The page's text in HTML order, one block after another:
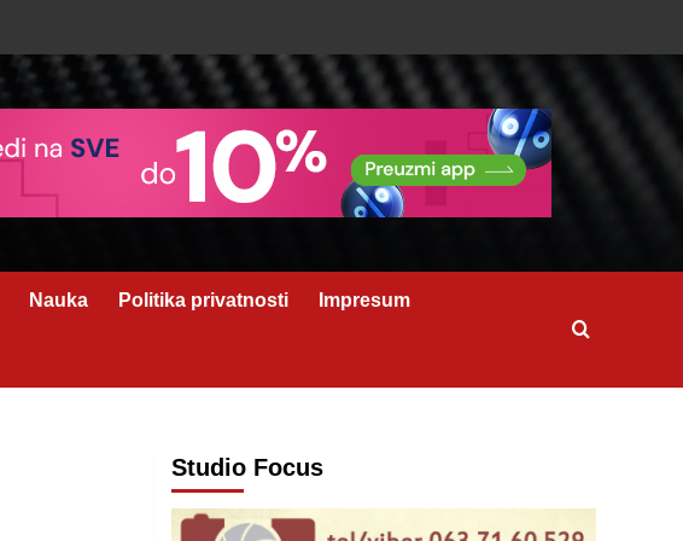
Nauka Politika privatnosti Impresum
Studio Focus